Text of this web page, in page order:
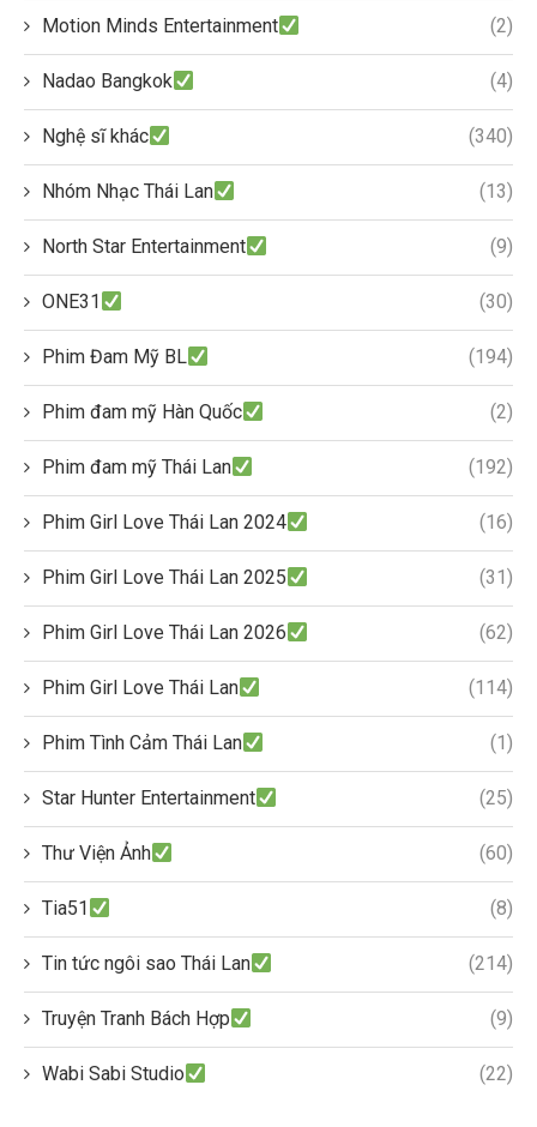
Motion Minds Entertainment (2)
Nadao Bangkok (4)
Nghệ sĩ khác (340)
Nhóm Nhạc Thái Lan (13)
North Star Entertainment (9)
ONE31 (30)
Phim Đam Mỹ BL (194)
Phim đam mỹ Hàn Quốc (2)
Phim đam mỹ Thái Lan (192)
Phim Girl Love Thái Lan 2024 (16)
Phim Girl Love Thái Lan 2025 (31)
Phim Girl Love Thái Lan 2026 (62)
Phim Girl Love Thái Lan (114)
Phim Tình Cảm Thái Lan (1)
Star Hunter Entertainment (25)
Thư Viện Ảnh (60)
Tia51 (8)
Tin tức ngôi sao Thái Lan (214)
Truyện Tranh Bách Hợp (9)
Wabi Sabi Studio (22)